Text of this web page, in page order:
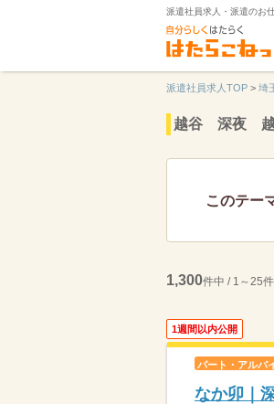
派遣社員求人・派遣のお
派遣社員求人TOP > 埼
越谷 深夜 越
このテー
1,300件中 / 1～25
1週間以内公開
パート・アルバ
なか卯｜